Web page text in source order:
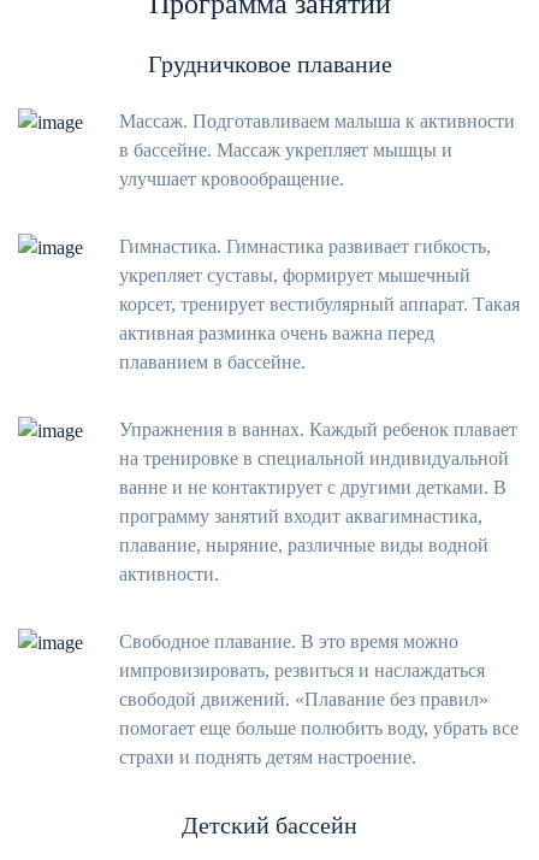
Грудничковое плавание
Массаж. Подготавливаем малыша к активности
в бассейне. Массаж укрепляет мышцы и
улучшает кровообращение.
Гимнастика. Гимнастика развивает гибкость,
укрепляет суставы, формирует мышечный
корсет, тренирует вестибулярный аппарат. Такая
активная разминка очень важна перед
плаванием в бассейне.
Упражнения в ваннах. Каждый ребенок плавает
на тренировке в специальной индивидуальной
ванне и не контактирует с другими детками. В
программу занятий входит аквагимнастика,
плавание, ныряние, различные виды водной
активности.
Свободное плавание. В это время можно
импровизировать, резвиться и наслаждаться
свободой движений. «Плавание без правил»
помогает еще больше полюбить воду, убрать все
страхи и поднять детям настроение.
Детский бассейн